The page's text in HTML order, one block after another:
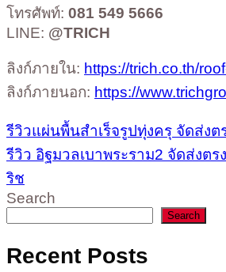
โทรศัพท์: 081 549 5666
LINE: @TRICH
ลิงก์ภายใน: https://trich.co.th/
ลิงก์ภายนอก: https://
รีวิวแผ่นพื้นสำเร็จรูปทุ่งครุ จัดส่งต
รีวิว อิฐมวลเบาพระราม2 จัดส่งตร
ริช
Search
Search
Recent Posts